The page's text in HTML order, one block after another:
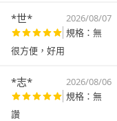
*世* 2026/08/07
規格：無
*志* 2026/08/06
規格：無
讚